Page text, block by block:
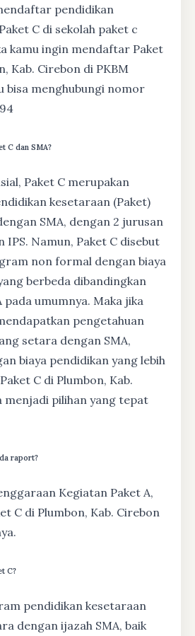
pendidikan
C di sekolah paket c
kamu ingin mendaftar Paket
Kab. Cirebon di PKBM
bisa menghubungi nomor
C dan SMA?
Paket C merupakan
kesetaraan (Paket)
SMA, dengan 2 jurusan
IPS. Namun, Paket C disebut
non formal dengan biaya
berbeda dibandingkan
pada umumnya. Maka jika
pengetahuan
setara dengan SMA,
biaya pendidikan yang lebih
C di Plumbon, Kab.
menjadi pilihan yang tepat
raport?
Kegiatan Paket A,
C di Plumbon, Kab. Cirebon
C?
pendidikan kesetaraan
dengan ijazah SMA, baik